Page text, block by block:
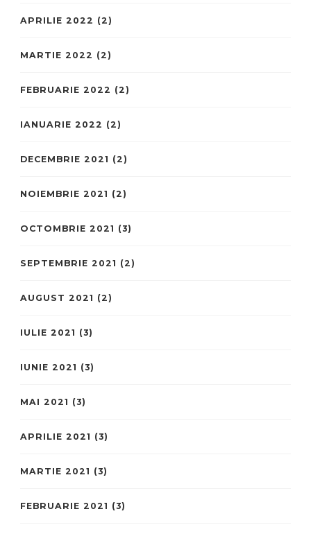
APRILIE 2022 (2)
MARTIE 2022 (2)
FEBRUARIE 2022 (2)
IANUARIE 2022 (2)
DECEMBRIE 2021 (2)
NOIEMBRIE 2021 (2)
OCTOMBRIE 2021 (3)
SEPTEMBRIE 2021 (2)
AUGUST 2021 (2)
IULIE 2021 (3)
IUNIE 2021 (3)
MAI 2021 (3)
APRILIE 2021 (3)
MARTIE 2021 (3)
FEBRUARIE 2021 (3)